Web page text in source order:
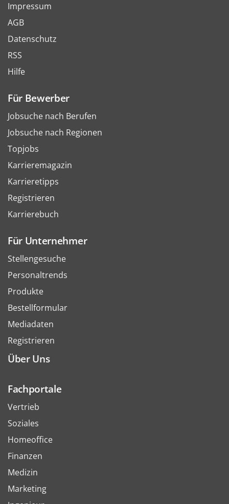
Impressum
AGB
Datenschutz
RSS
Hilfe
Für Bewerber
Jobsuche nach Berufen
Jobsuche nach Regionen
Topjobs
Karrieremagazin
Karrieretipps
Registrieren
Karrierebuch
Für Unternehmer
Stellengesuche
Personaltrends
Produkte
Bestellformular
Mediadaten
Registrieren
Über Uns
Fachportale
Vertrieb
Soziales
Homeoffice
Finanzen
Medizin
Marketing